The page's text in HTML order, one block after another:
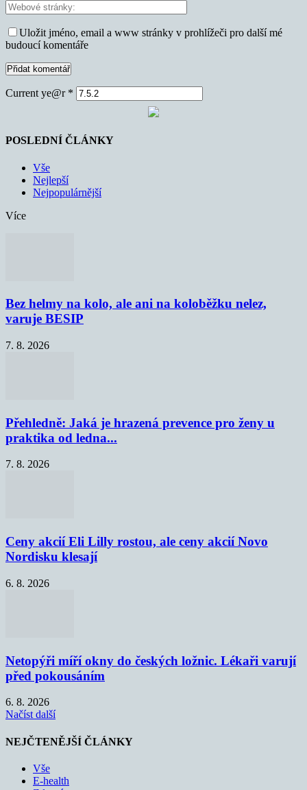
Uložit jméno, email a www stránky v prohlížeči pro další mé
budoucí komentáře
Current ye@r *
POSLEDNÍ ČLÁNKY
Vše
Nejlepší
Nejpopulárnější
Více
Bez helmy na kolo, ale ani na koloběžku nelez,
varuje BESIP
7. 8. 2026
Přehledně: Jaká je hrazená prevence pro ženy u
praktika od ledna...
7. 8. 2026
Ceny akcií Eli Lilly rostou, ale ceny akcií Novo
Nordisku klesají
6. 8. 2026
Netopýři míří okny do českých ložnic. Lékaři varují
před pokousáním
6. 8. 2026
Načíst další
NEJČTENĚJŠÍ ČLÁNKY
Vše
E-health